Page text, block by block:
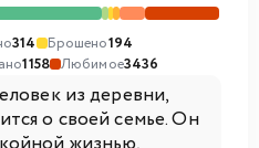
314 Брошено194
1158 Любимое3436
из деревни,
о своей семье. Он